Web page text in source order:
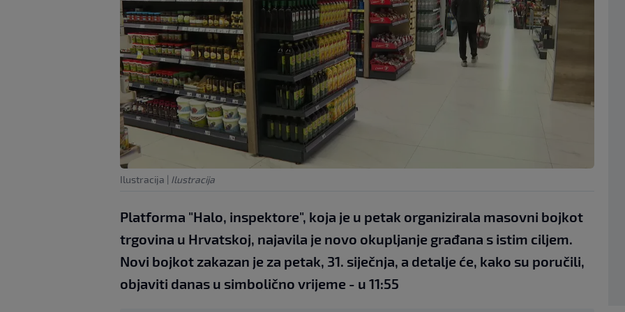
Ilustracija | Ilustracija
Platforma "Halo, inspektore", koja je u petak organizirala masovni bojkot
trgovina u Hrvatskoj, najavila je novo okupljanje građana s istim ciljem.
Novi bojkot zakazan je za petak, 31. siječnja, a detalje će, kako su poručili,
objaviti danas u simbolično vrijeme - u 11:55